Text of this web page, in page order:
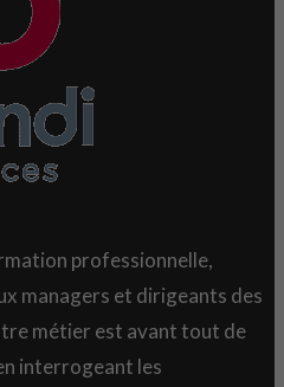
professionnelle,
managers et dirigeants des
métier est avant tout de
interrogeant les